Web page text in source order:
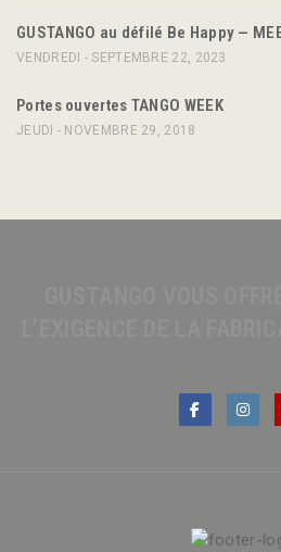
GUSTANGO au défilé Be Happy —
VENDREDI - SEPTEMBRE 22, 2023
Portes ouvertes TANGO WEEK
JEUDI - NOVEMBRE 29, 2018